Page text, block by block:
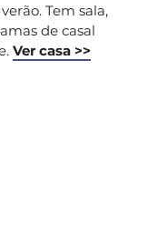
Tem sala,
de casal
Ver casa >>